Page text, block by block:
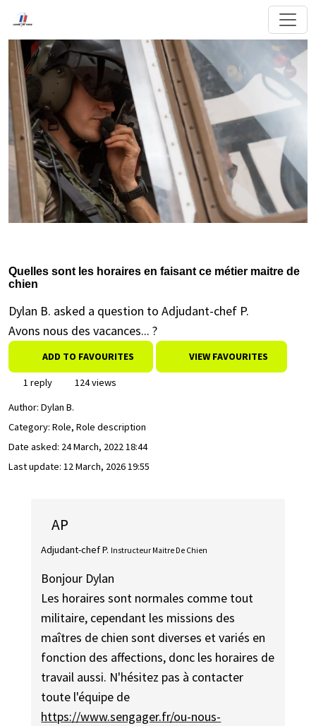
Quelles sont les horaires en faisant ce métier maitre de
chien
Dylan B. asked a question to Adjudant-chef P.
Avons nous des vacances... ?
ADD TO FAVOURITES VIEW FAVOURITES
1 reply
124 views
Author: Dylan B.
Category: Role, Role description
Date asked: 24 March, 2022 18:44
Last update: 12 March, 2026 19:55
AP
Adjudant-chef P. Instructeur Maitre De Chien
Bonjour Dylan
Les horaires sont normales comme tout
militaire, cependant les missions des
maîtres de chien sont diverses et variés en
fonction des affections, donc les horaires de
travail aussi. N'hésitez pas à contacter
toute l'équipe de
https://www.sengager.fr/ou-nous-